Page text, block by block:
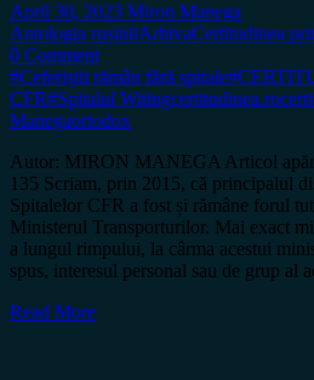
April 30, 2023 Miron Manega
Antologia rușiniiArhivaCertitudinea
0 Comment
#Ceferiștii rămân fără spitale
CFR#Spitalul Witingcertitudinea.ro
Manegaortodox
Autor: MIRON MANEGA Articol
135 Scriam, prin 2015, că principalul
Spitalelor CFR a fost și rămâne forul
Ministerul Transporturilor. Mai exact
a lungul rimpului, la cârma acestui
spus, interesul personal sau de grup al
Read More